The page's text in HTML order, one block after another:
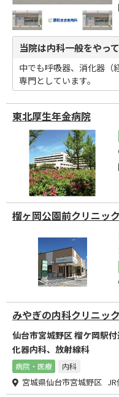
当院は内科一般をやって
中でも呼吸器、消化器（
専門としています。
東北厚生年金病院
榴ヶ岡公園前クリニック
みやぎの内科クリニック
仙台市宮城野区 榴ケ岡駅
化器内科、放射線科
病院・医療 内科
宮城県仙台市宮城野区 JR